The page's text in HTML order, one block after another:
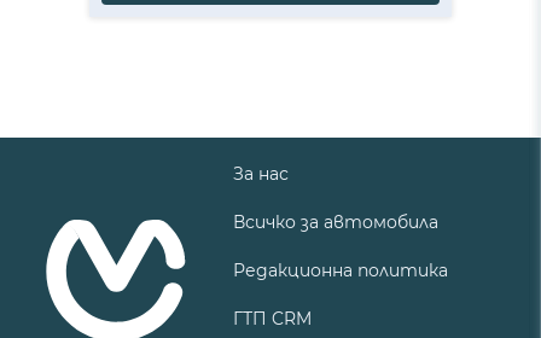
За нас
Всичко за автомобила
Редакционна политика
ГТП CRM